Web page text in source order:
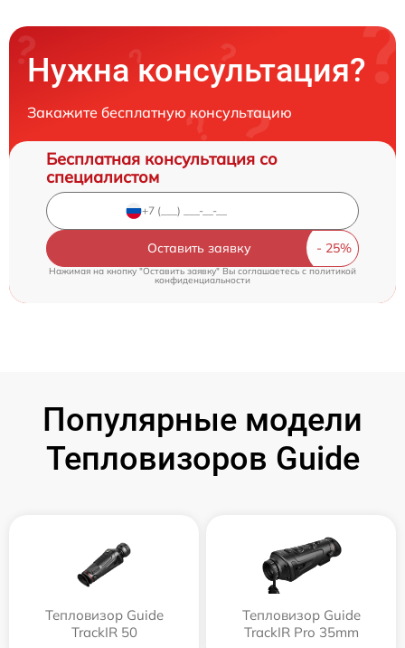
Нужна консультация?
Закажите бесплатную консультацию
Бесплатная консультация со
специалистом
Оставить заявку
Нажимая на кнопку "Оставить заявку" Вы соглашаетесь cполитикой
конфиденциальности
Популярные модели
Тепловизоров Guide
Тепловизор Guide
TrackIR 50
Тепловизор Guide
TrackIR Pro 35mm